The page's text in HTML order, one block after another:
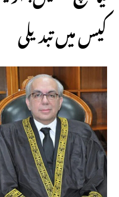
کیس میں تبدیلی